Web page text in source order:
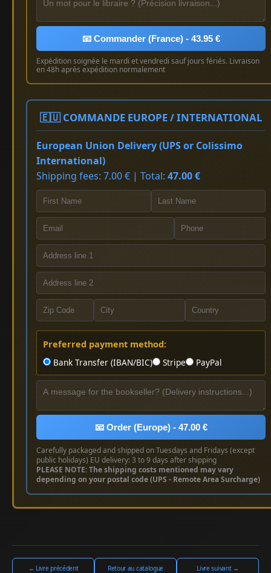
📧 Commander (France) - 43.95 €
Expédition soignée le mardi et vendredi sauf jours fériés. Livraison
en 48h après expédition normalement
🇪🇺 COMMANDE EUROPE / INTERNATIONAL
European Union Delivery (UPS or Colissimo
International)
Shipping fees: 7.00 € | Total: 47.00 €
Preferred payment method:
Bank Transfer (IBAN/BIC)
Stripe PayPal
📧 Order (Europe) - 47.00 €
Carefully packaged and shipped on Tuesdays and Fridays (except
public holidays) EU delivery: 3 to 9 days after shipping
PLEASE NOTE: The shipping costs mentioned may vary
depending on your postal code (UPS - Remote Area Surcharge)
← Livre précédent Retour au catalogue Livre suivant →